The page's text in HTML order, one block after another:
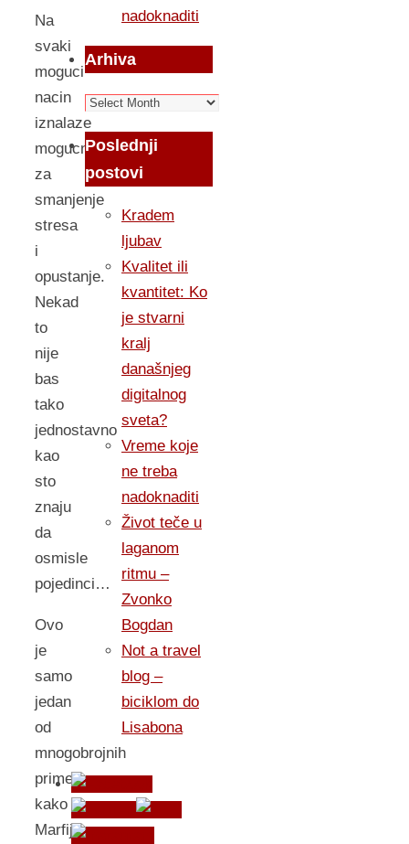
Na
svaki
moguci
nacin
iznalaze
mogucnost
za
smanjenje
stresa
i
opustanje.
Nekad
to
nije
bas
tako
jednostavno
kao
sto
znaju
da
osmisle
pojedinci…
Ovo
je
samo
jedan
od
mnogobrojnih
primera
kako
Marfijev
nadoknaditi
Arhiva
Arhiva
Poslednji
postovi
Kradem
ljubav
Kvalitet ili
kvantitet: Ko
je stvarni
kralj
današnjeg
digitalnog
sveta?
Vreme koje
ne treba
nadoknaditi
Život teče u
laganom
ritmu –
Zvonko
Bogdan
Not a travel
blog –
biciklom do
Lisabona